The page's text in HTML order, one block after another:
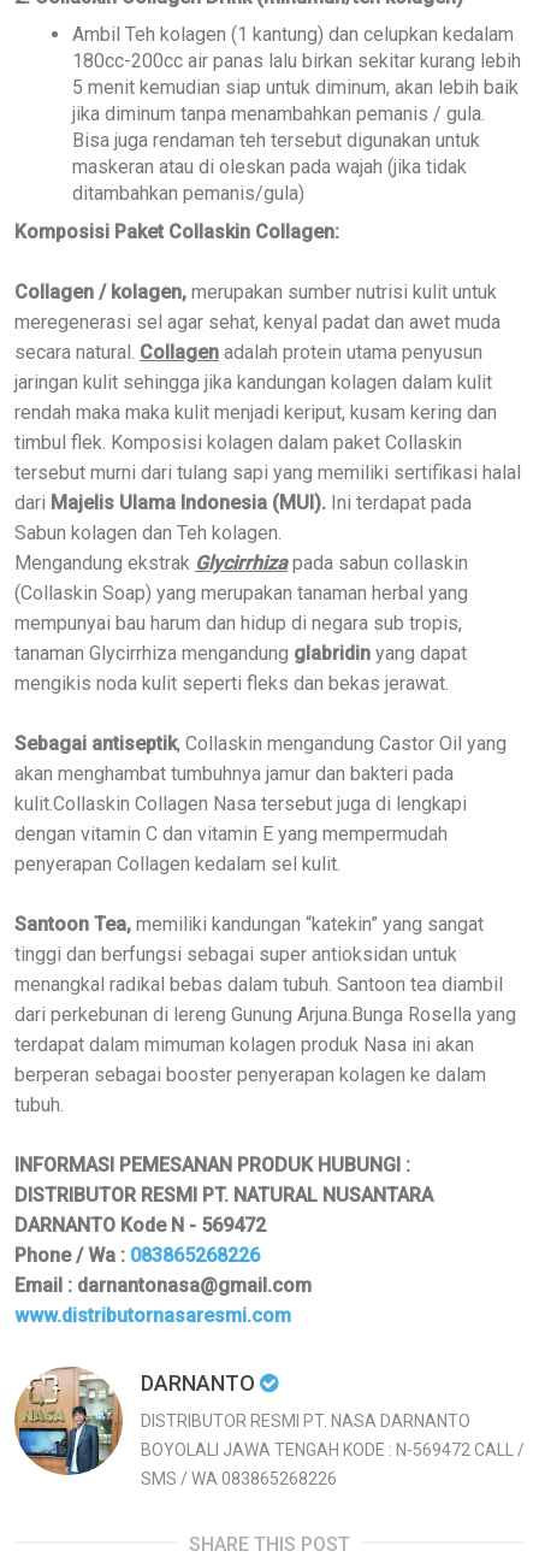
Ambil Teh kolagen (1 kantung) dan celupkan kedalam
180cc-200cc air panas lalu birkan sekitar kurang lebih
5 menit kemudian siap untuk diminum, akan lebih baik
jika diminum tanpa menambahkan pemanis / gula.
Bisa juga rendaman teh tersebut digunakan untuk
maskeran atau di oleskan pada wajah (jika tidak
ditambahkan pemanis/gula)
Komposisi Paket Collaskin Collagen:
Collagen / kolagen, merupakan sumber nutrisi kulit untuk
meregenerasi sel agar sehat, kenyal padat dan awet muda
secara natural. Collagen adalah protein utama penyusun
jaringan kulit sehingga jika kandungan kolagen dalam kulit
rendah maka maka kulit menjadi keriput, kusam kering dan
timbul flek. Komposisi kolagen dalam paket Collaskin
tersebut murni dari tulang sapi yang memiliki sertifikasi halal
dari Majelis Ulama Indonesia (MUI). Ini terdapat pada
Sabun kolagen dan Teh kolagen.
Mengandung ekstrak Glycirrhizapada sabun collaskin
(Collaskin Soap) yang merupakan tanaman herbal yang
mempunyai bau harum dan hidup di negara sub tropis,
tanaman Glycirrhiza mengandung glabridin yang dapat
mengikis noda kulit seperti fleks dan bekas jerawat.
Sebagai antiseptik, Collaskin mengandung Castor Oil yang
akan menghambat tumbuhnya jamur dan bakteri pada
kulit.Collaskin Collagen Nasa tersebut juga di lengkapi
dengan vitamin C dan vitamin E yang mempermudah
penyerapan Collagen kedalam sel kulit.
Santoon Tea, memiliki kandungan “katekin” yang sangat
tinggi dan berfungsi sebagai super antioksidan untuk
menangkal radikal bebas dalam tubuh. Santoon tea diambil
dari perkebunan di lereng Gunung Arjuna.Bunga Rosella yang
terdapat dalam mimuman kolagen produk Nasa ini akan
berperan sebagai booster penyerapan kolagen ke dalam
tubuh.
INFORMASI PEMESANAN PRODUK HUBUNGI :
DISTRIBUTOR RESMI PT. NATURAL NUSANTARA
DARNANTO Kode N - 569472
Phone / Wa : 083865268226
Email : darnantonasa@gmail.com
www.distributornasaresmi.com
DARNANTO
DISTRIBUTOR RESMI PT. NASA DARNANTO
BOYOLALI JAWA TENGAH KODE : N-569472 CALL /
SMS / WA 083865268226
SHARE THIS POST